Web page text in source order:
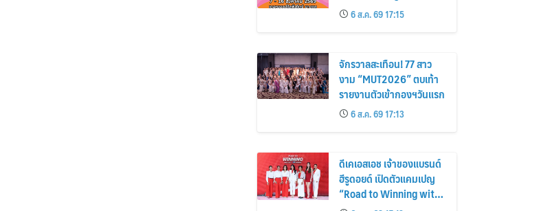
ร้านเด็ดเพิ่ม อิ่มฟิน 10 วัน
เต็ม!
6 ส.ค. 69 17:15
จักรวาลสะเทือน! 77 สาว
งาม “MUT2026” ตบเท้า
รายงานตัวเข้ากองฯวันแรก
6 ส.ค. 69 17:13
ดีเคเอสเอช เจ้าของแบรนด์
ฮีรูดอยด์ เปิดตัวแคมเปญ
“Road to Winning with